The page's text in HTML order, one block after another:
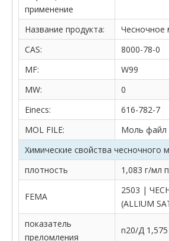
применение
Название продукта:
Чесночное
CAS:
8000-78-0
MF:
W99
MW:
0
Einecs:
616-782-7
MOL FILE:
Моль файл
Химические свойства чесночного
плотность
1,083 г/мл
FEMA
2503 |
(ALLIUM
показатель
преломления
n20/Д 1,575